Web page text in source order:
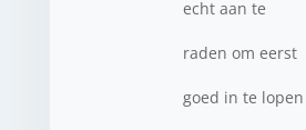
echt aan te
raden om eerst
goed in te lopen